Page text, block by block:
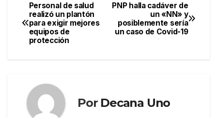
Navegación
de
entradas
PNP halla cadáver de
un «NN» y
posiblemente sería
un caso de Covid-19
Personal de salud
realizó un plantón
para exigir mejores
equipos de
protección
Por Decana Uno